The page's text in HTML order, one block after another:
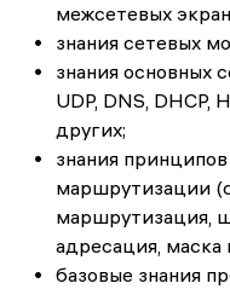
межсетевых
знания сетевых
знания основных
UDP, DNS, DHCP,
других;
знания
маршрутизации
маршрутизация,
адресация, маска
базовые знания